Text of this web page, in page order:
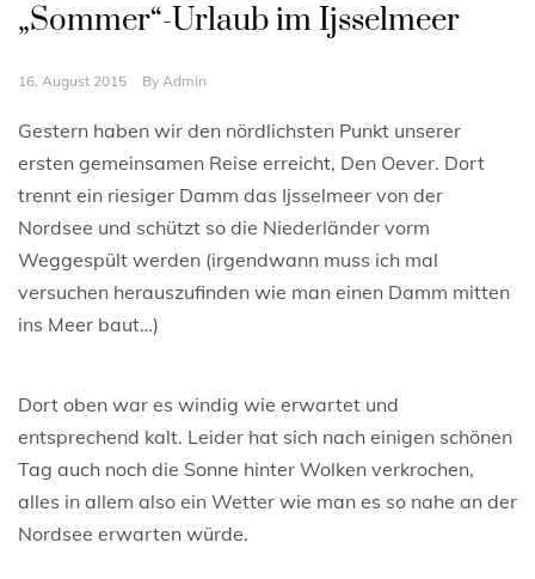
„Sommer“-Urlaub im Ijsselmeer
16. August 2015 By Admin
Gestern haben wir den nördlichsten Punkt unserer
ersten gemeinsamen Reise erreicht, Den Oever. Dort
trennt ein riesiger Damm das Ijsselmeer von der
Nordsee und schützt so die Niederländer vorm
Weggespült werden (irgendwann muss ich mal
versuchen herauszufinden wie man einen Damm mitten
ins Meer baut…)
Dort oben war es windig wie erwartet und
entsprechend kalt. Leider hat sich nach einigen schönen
Tag auch noch die Sonne hinter Wolken verkrochen,
alles in allem also ein Wetter wie man es so nahe an der
Nordsee erwarten würde.